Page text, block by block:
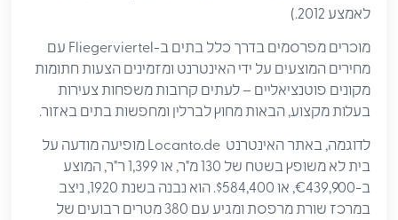
לאמצע 2012.)
מוכרים מפרסמים בדרך כלל בתים ב-Fliegerviertel עם
מחירים המוצעים על ידי האינטרנט ומזמינים הצעות חתומות
מקונים פוטנציאליים – לעתים קרובות משפחות צעירות
בעלות מקצוע, הבאות מחוץ לברלין ומחפשות בתים באזור.
לדוגמה, באתר האינטרנט Locanto.de מופיעה מודעה על
בית לא משופץ בשטח של 130 מ"ר, או 1,399 ר"ר, המוצע
ב-€439,900, או $584,400. הוא נבנה בשנת 1920, ניצב
במרכז שורת מרפסת ומגיע עם 380 מטרים רבועים של